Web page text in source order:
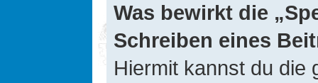
Was bewirkt die
Schreiben eines
Hiermit kannst du die